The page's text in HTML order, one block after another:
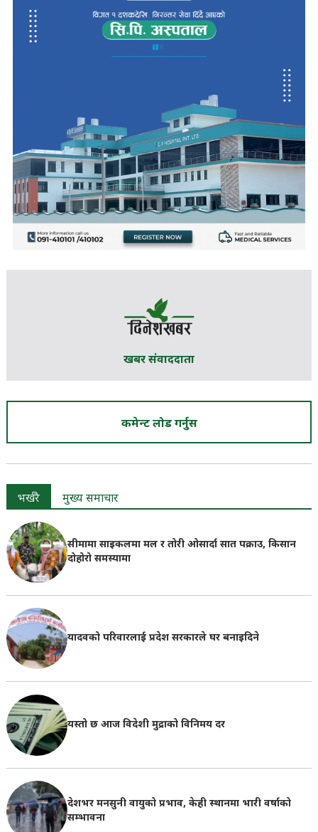
खबर संवाददाता
कमेन्ट लोड गर्नुस
भर्खरै मुख्य समाचार
सीमामा साइकलमा मल र तोरी ओसार्दा सात पक्राउ, किसान
दोहोरो समस्यामा
यादवको परिवारलाई प्रदेश सरकारले घर बनाइदिने
यस्तो छ आज विदेशी मुद्राको विनिमय दर
देशभर मनसुनी वायुको प्रभाव, केही स्थानमा भारी वर्षाको
सम्भावना